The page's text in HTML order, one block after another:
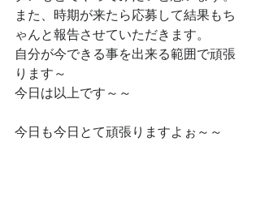
また、時期が来たら応募して結果もち
ゃんと報告させていただきます。
自分が今できる事を出来る範囲で頑張
ります～
今日は以上です～～
今日も今日とて頑張りますよぉ～～